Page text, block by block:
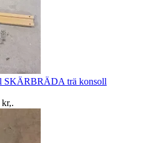
SKÄRBRÄDA trä konsoll
kr,.